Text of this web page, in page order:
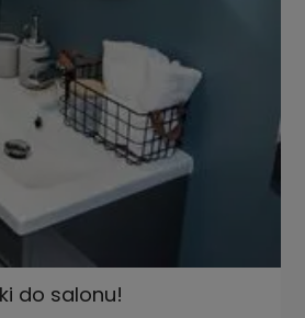
do salonu!